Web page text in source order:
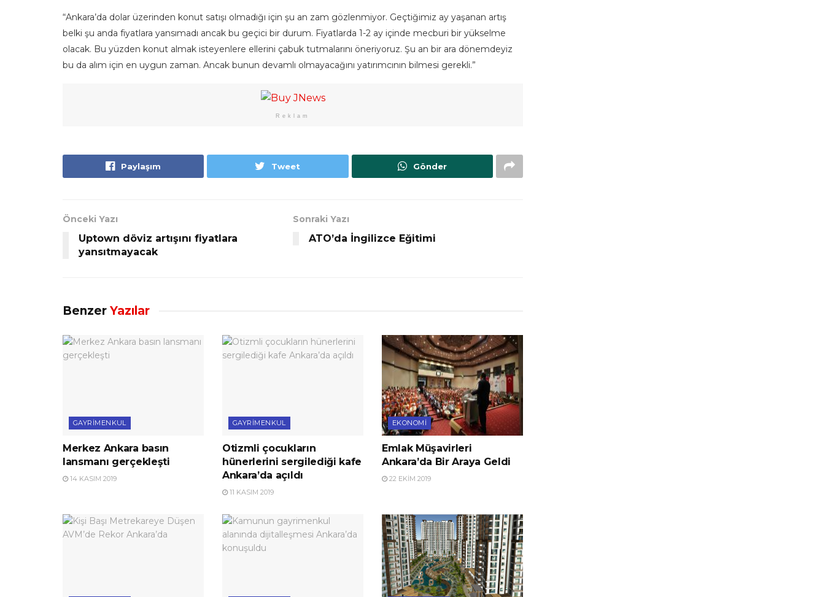
“Ankara’da dolar üzerinden konut satışı olmadığı için şu an zam gözlenmiyor. Geçtiğimiz ay yaşanan artış
belki şu anda fiyatlara yansımadı ancak bu geçici bir durum. Fiyatlarda 1-2 ay içinde mecburi bir yükselme
olacak. Bu yüzden konut almak isteyenlere ellerini çabuk tutmalarını öneriyoruz. Şu an bir ara dönemdeyiz
bu da alım için en uygun zaman. Ancak bunun devamlı olmayacağını yatırımcının bilmesi gerekli.”
Reklam
Paylaşım Tweet Gönder
Önceki Yazı
Uptown döviz artışını fiyatlara
yansıtmayacak
Sonraki Yazı
ATO’da İngilizce Eğitimi
Benzer Yazılar
GAYRIMENKUL
Merkez Ankara basın
lansmanı gerçekleşti
14 KASIM 2019
GAYRIMENKUL
Otizmli çocukların
hünerlerini sergilediği kafe
Ankara’da açıldı
11 KASIM 2019
EKONOMI
Emlak Müşavirleri
Ankara’da Bir Araya Geldi
22 EKIM 2019